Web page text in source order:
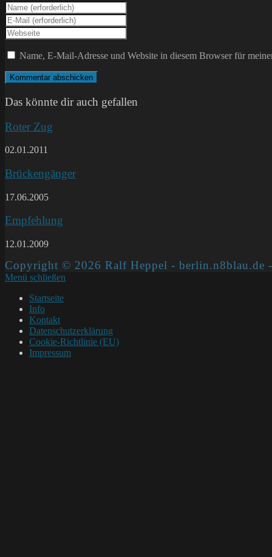
Gib
deinen
Namen
oder
Benutzernamen
zum
Kommentieren
ein
Gib
deine
E-
Mail-
Adresse
zum
Kommentieren
Gib
deine
Website-
ein
(optional)
Name, E-Mail-Adresse und Website in diesem Browser für
Das könnte dir auch gefallen
Roter Zug
02.01.2011
Brückengänger
17.06.2005
Empfehlung
12.01.2009
Copyright © 2026 Ralf Heppel - berlin.n8blau.de
Menü schließen
Startseite
Info
Kontakt
Datenschutzerklärung
Cookie-Richtlinie (EU)
Impressum